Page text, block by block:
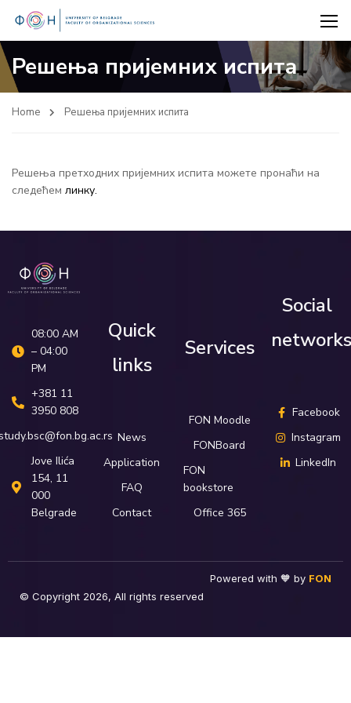
Решења пријемних испита
Home Решења пријемних испита
Решења претходних пријемних испита можете пронаћи на
следећем линку.
08:00 AM
– 04:00
PM
+381 11
3950 808
Јove Ilića
154, 11
000
Belgrade
Quick
links
News
Application
FAQ
Contact
Services
FON Moodle
FONBoard
FON
bookstore
Office 365
Social
networks
Facebook
Instagram
LinkedIn
Powered with 🧡 by FON
© Copyright 2026, All rights reserved